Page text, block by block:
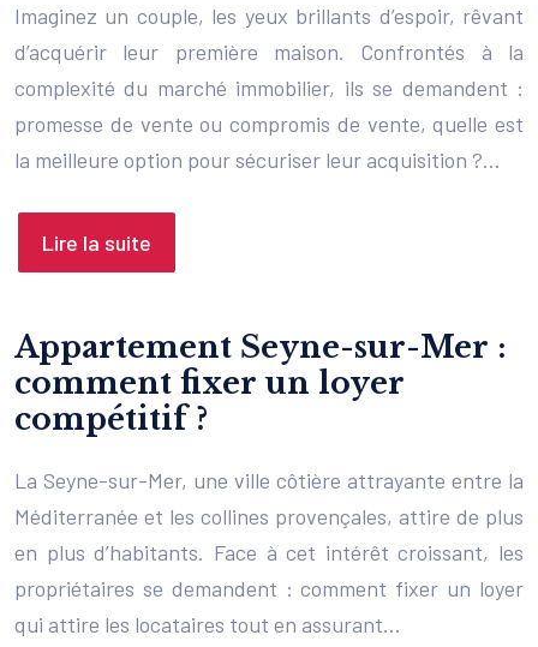
Imaginez un couple, les yeux brillants d’espoir, rêvant
d’acquérir leur première maison. Confrontés à la
complexité du marché immobilier, ils se demandent :
promesse de vente ou compromis de vente, quelle est
la meilleure option pour sécuriser leur acquisition ?…
Lire la suite
Appartement Seyne-sur-Mer :
comment fixer un loyer
compétitif ?
La Seyne-sur-Mer, une ville côtière attrayante entre la
Méditerranée et les collines provençales, attire de plus
en plus d’habitants. Face à cet intérêt croissant, les
propriétaires se demandent : comment fixer un loyer
qui attire les locataires tout en assurant…